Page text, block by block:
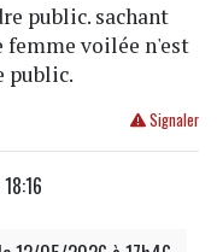
public. sachant
femme voilée n'est
public.
Signaler